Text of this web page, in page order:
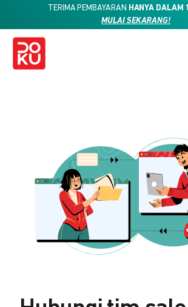
TERIMA PEMBAYARAN HANYA DALAM
MULAI SEKARANG!